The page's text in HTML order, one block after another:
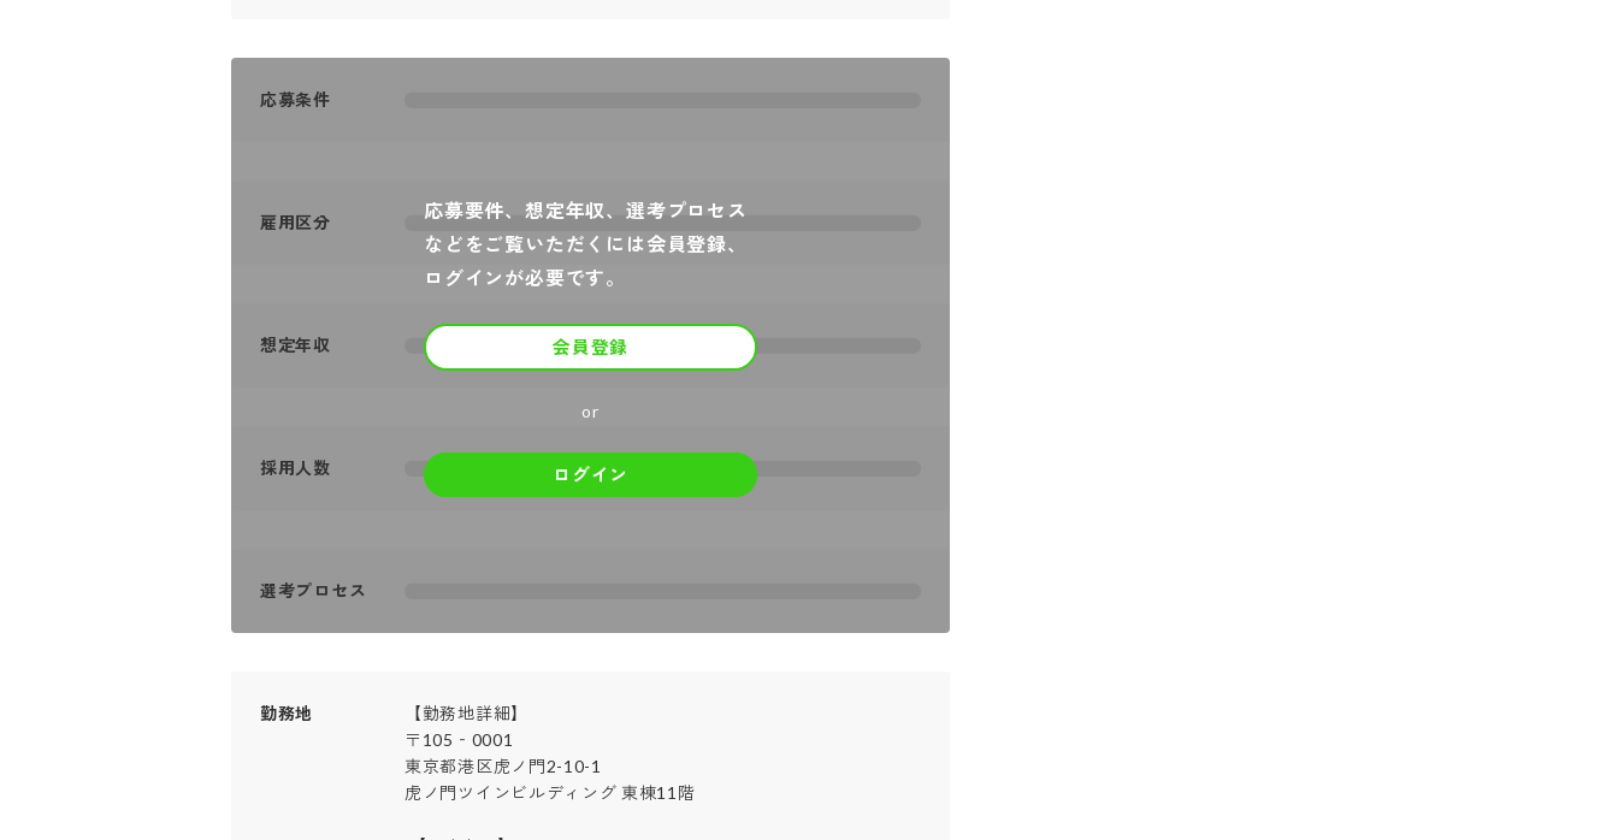
応募要件、想定年収、選考プロセス
などをご覧いただくには会員登録、
ログインが必要です。
会員登録
or
ログイン
応募条件
雇用区分
想定年収
採用人数
選考プロセス
勤務地
【勤務地詳細】
〒105‐0001
東京都港区虎ノ門2-10-1
虎ノ門ツインビルディング 東棟11階